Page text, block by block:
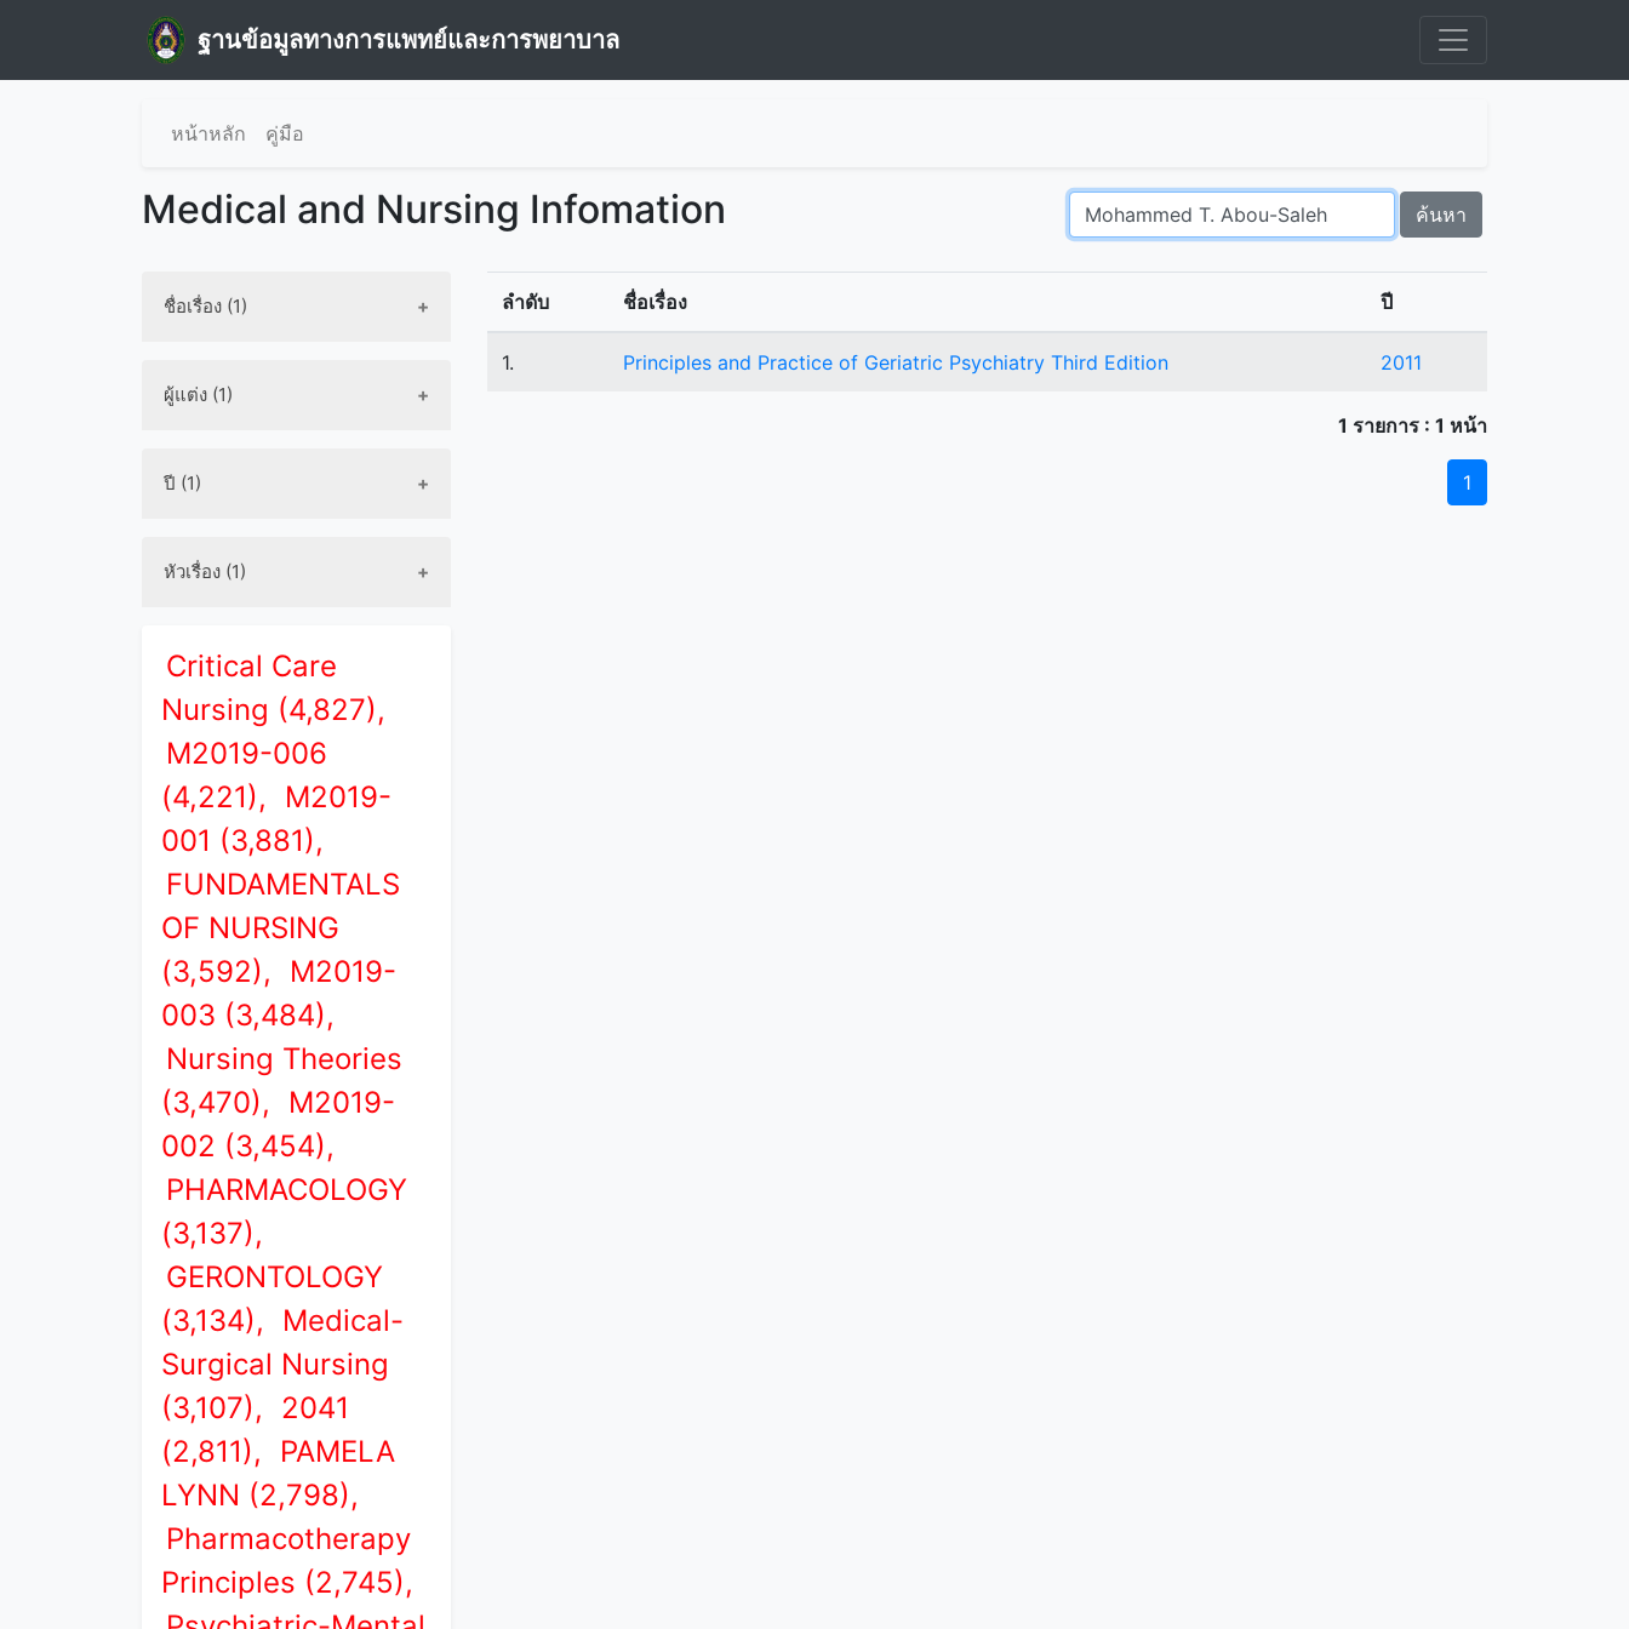
ฐานข้อมูลทางการแพทย์และการพยาบาล
หน้าหลัก คู่มือ
Medical and Nursing Infomation ค้นหา
ชื่อเรื่อง (1)
ผู้แต่ง (1)
ปี (1)
หัวเรื่อง (1)
Critical Care
Nursing (4,827),
M2019-006
(4,221),
M2019-
001 (3,881),
FUNDAMENTALS
OF NURSING
(3,592),
M2019-
003 (3,484),
Nursing Theories
(3,470),
M2019-
002 (3,454),
PHARMACOLOGY
(3,137),
GERONTOLOGY
(3,134),
Medical-
Surgical Nursing
(3,107),
2041
(2,811),
PAMELA
LYNN (2,798),
Pharmacotherapy
Principles (2,745),
ลำดับ ชื่อเรื่อง ปี
1. Principles and Practice of Geriatric Psychiatry Third Edition 2011
1 รายการ : 1 หน้า
1